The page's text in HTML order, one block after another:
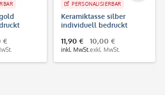
€
PERSONALISIERBAR
Keramiktasse silber
individuell bedruckt
11,90 €
inkl. MwSt.
10,00 €
exkl. MwSt.